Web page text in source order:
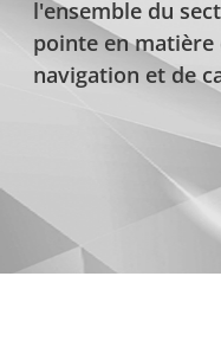
l'ensemble du
pointe en
navigation et de